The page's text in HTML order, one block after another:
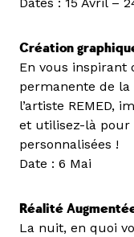
Création
En vous inspirant
permanente de
l’artiste REMED,
et utilisez-là pour
personnalisées !
Date : 6 Mai
Réalité
La nuit, en quoi